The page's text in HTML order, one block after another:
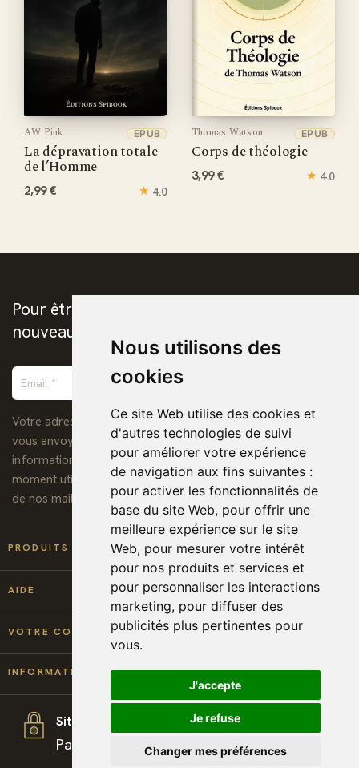
Nous utilisons des
cookies
Ce site Web utilise des cookies et
d'autres technologies de suivi
pour améliorer votre expérience
de navigation aux fins suivantes :
pour activer les fonctionnalités de
base du site Web, pour offrir une
meilleure expérience sur le site
Web, pour mesurer votre intérêt
pour nos produits et services et
pour personnaliser les interactions
marketing, pour diffuser des
publicités plus pertinentes pour
vous.
J'accepte
Je refuse
Changer mes préférences
AW Pink
La dépravation totale
de l’Homme
EPUB
2,99 € ★ 4.0
Thomas Watson
Corps de théologie
EPUB
3,99 € ★ 4.0
Pour être prévenus de la publication des
nouveaux ebooks chrétiens
Votre adresse de messagerie est uniquement utilisée pour
vous envoyer notre lettre d'information ainsi que des
informations concernant nos activités. Vous pouvez à tout
moment utiliser le lien de désabonnement intégré dans chacun
de nos mails.
PRODUITS
AIDE
VOTRE COMPTE
INFORMATIONS
Site sécurisé
Paiement et téléchargement 100% sécurisé